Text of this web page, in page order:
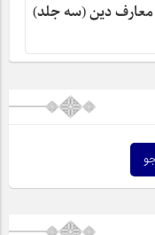
دین (سه جلد)